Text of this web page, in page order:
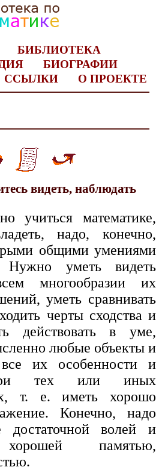
БИБЛИОТЕКА
БИОГРАФИИ
ССЫЛКИ О ПРОЕКТЕ
видеть, наблюдать
учиться математике,
надо, конечно,
общими умениями
Нужно уметь видеть
многообразии их
уметь сравнивать
черты сходства и
действовать в уме,
любые объекты и
их особенности и
тех или иных
т. е. иметь хорошо
Конечно, надо
достаточной волей и
памятью,